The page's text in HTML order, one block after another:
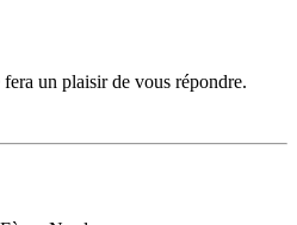
un plaisir de vous répondre.